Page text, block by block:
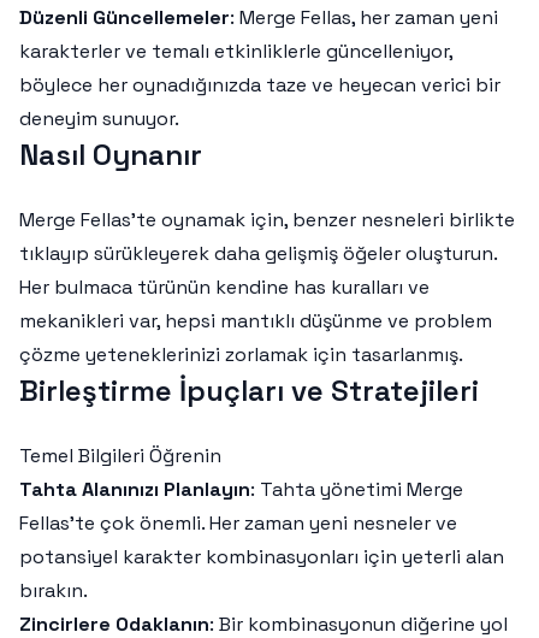
Düzenli Güncellemeler: Merge Fellas, her zaman yeni
karakterler ve temalı etkinliklerle güncelleniyor,
böylece her oynadığınızda taze ve heyecan verici bir
deneyim sunuyor.
Nasıl Oynanır
Merge Fellas’te oynamak için, benzer nesneleri birlikte
tıklayıp sürükleyerek daha gelişmiş öğeler oluşturun.
Her bulmaca türünün kendine has kuralları ve
mekanikleri var, hepsi mantıklı düşünme ve problem
çözme yeteneklerinizi zorlamak için tasarlanmış.
Birleştirme İpuçları ve Stratejileri
Temel Bilgileri Öğrenin
Tahta Alanınızı Planlayın: Tahta yönetimi Merge
Fellas’te çok önemli. Her zaman yeni nesneler ve
potansiyel karakter kombinasyonları için yeterli alan
bırakın.
Zincirlere Odaklanın: Bir kombinasyonun diğerine yol